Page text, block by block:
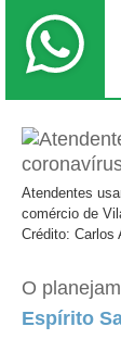
Atendentes
comércio de
Crédito: Carlos
O
Espírito